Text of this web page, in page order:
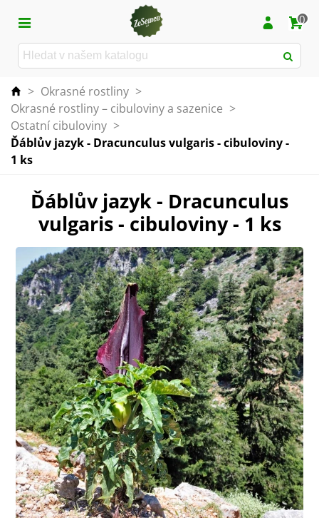
0
> Okrasné rostliny >
Okrasné rostliny – cibuloviny a sazenice >
Ostatní cibuloviny >
Ďáblův jazyk - Dracunculus vulgaris - cibuloviny -
1 ks
Ďáblův jazyk - Dracunculus
vulgaris - cibuloviny - 1 ks